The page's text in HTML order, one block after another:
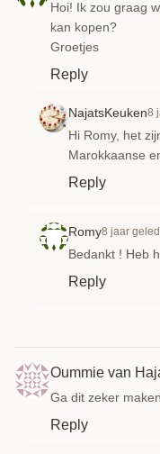
Hoi! Ik zou graag
kan kopen?
Groetjes
Reply
NajatsKeuken8
Hi Romy, het
Marokkaanse
Reply
Romy8 jaar
Bedankt ! Heb
Reply
Oummie van
Ga dit zeker
Reply